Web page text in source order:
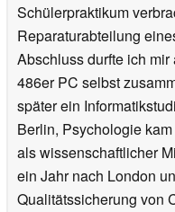
Schülerpraktikum
Reparaturabteilung
Abschluss durfte ich mir
486er PC selbst
später ein
Berlin, Psychologie
als wissenschaftlicher
ein Jahr nach London
Qualitätssicherung von